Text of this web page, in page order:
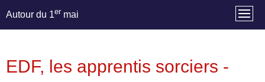
Autour du 1er mai
EDF, les apprentis sorciers -